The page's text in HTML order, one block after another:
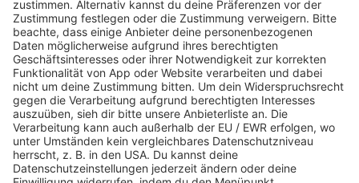
jonathan-velasquez (unsplash)